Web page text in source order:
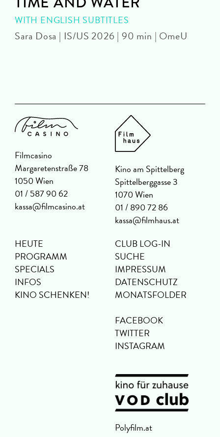
WITH ENGLISH SUBTITLES
Sara Dosa | IS/US 2026 | 90 min | OmeU
Filmcasino
Margaretenstraße 78
1050 Wien
01 / 587 90 62
kassa@filmcasino.at
Kino am Spittelberg
Spittelberggasse 3
1070 Wien
01 / 890 72 86
kassa@filmhaus.at
HEUTE
PROGRAMM
SPECIALS
INFOS
KINO SCHENKEN!
CLUB LOG-IN
SUCHE
IMPRESSUM
DATENSCHUTZ
MONATSFOLDER
FACEBOOK
TWITTER
INSTAGRAM
Polyfilm.at